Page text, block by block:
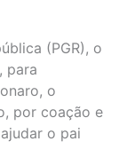
(PGR), o
para
o
por coação e
o pai